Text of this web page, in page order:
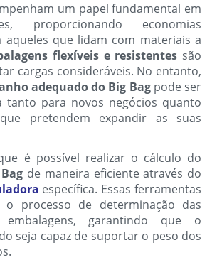
um papel fundamental em
proporcionando economias
aqueles que lidam com materiais a
flexíveis e resistentes são
cargas consideráveis. No entanto,
adequado do Big Bagpode ser
tanto para novos negócios quanto
pretendem expandir as suas
é possível realizar o cálculo do
de maneira eficiente através do
específica. Essas ferramentas
o processo de determinação das
embalagens, garantindo que o
seja capaz de suportar o peso dos